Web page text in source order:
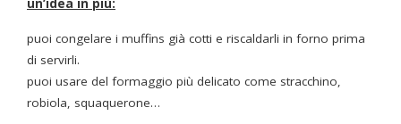
un’idea in più:
puoi congelare i muffins già cotti e riscaldarli in forno prima
di servirli.
puoi usare del formaggio più delicato come stracchino,
robiola, squaquerone…